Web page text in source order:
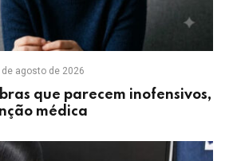
de agosto de 2026
que parecem inofensivos,
médica